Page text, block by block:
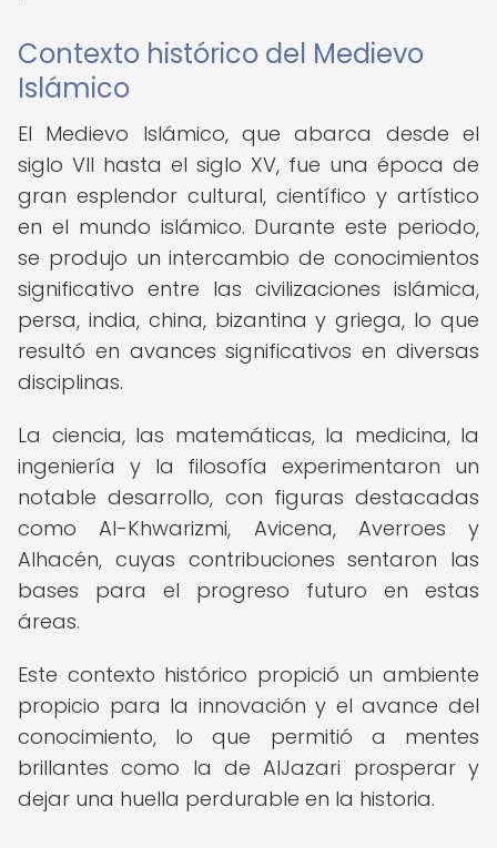
Contexto histórico del Medievo
Islámico
El Medievo Islámico, que abarca desde el
siglo VII hasta el siglo XV, fue una época de
gran esplendor cultural, científico y artístico
en el mundo islámico. Durante este periodo,
se produjo un intercambio de conocimientos
significativo entre las civilizaciones islámica,
persa, india, china, bizantina y griega, lo que
resultó en avances significativos en diversas
disciplinas.
La ciencia, las matemáticas, la medicina, la
ingeniería y la filosofía experimentaron un
notable desarrollo, con figuras destacadas
como Al-Khwarizmi, Avicena, Averroes y
Alhacén, cuyas contribuciones sentaron las
bases para el progreso futuro en estas
áreas.
Este contexto histórico propició un ambiente
propicio para la innovación y el avance del
conocimiento, lo que permitió a mentes
brillantes como la de AlJazari prosperar y
dejar una huella perdurable en la historia.